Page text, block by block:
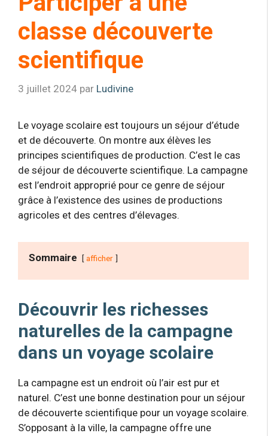
classe découverte
scientifique
3 juillet 2024 par Ludivine
Le voyage scolaire est toujours un séjour d’étude
et de découverte. On montre aux élèves les
principes scientifiques de production. C’est le cas
de séjour de découverte scientifique. La campagne
est l’endroit approprié pour ce genre de séjour
grâce à l’existence des usines de productions
agricoles et des centres d’élevages.
Sommaire afficher
Découvrir les richesses
naturelles de la campagne
dans un voyage scolaire
La campagne est un endroit où l’air est pur et
naturel. C’est une bonne destination pour un séjour
de découverte scientifique pour un voyage scolaire.
S’opposant à la ville, la campagne offre une